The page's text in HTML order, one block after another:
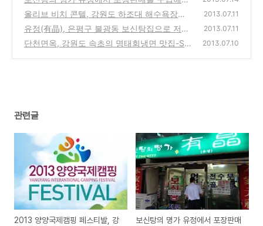
설 위치안내
(0)
가족들과 먹어본 개고기 전골 시식기
(33)
올리브 비치 콘텔, 강원도 하조대 해수욕장의
바다전망의 추천 민박 숙박업소 방문기 리뷰
(0)
2013.07.11
유정(有晶), 은평구 불광동 보신탕집으로 저렴
하고 푸짐한 개고기 판매점 방문기
(2)
2013.07.11
단천면옥, 강원도 속초의 명태회냉면 맛집-SB
2013.07.10
관련글
2013 양양국제캠핑 페스티발, 강
보신탕의 명가 유정에서 포장판매